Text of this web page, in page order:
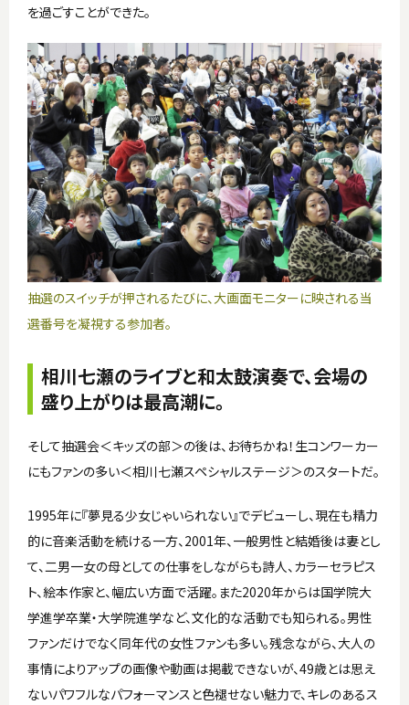
を過ごすことができた。
抽選のスイッチが押されるたびに、大画面モニターに映される当
選番号を凝視する参加者。
相川七瀬のライブと和太鼓演奏で、会場の
盛り上がりは最高潮に。
そして抽選会＜キッズの部＞の後は、お待ちかね！生コンワーカー
にもファンの多い＜相川七瀬スペシャルステージ＞のスタートだ。
1995年に『夢見る少女じゃいられない』でデビューし、現在も精力
的に音楽活動を続ける一方、2001年、一般男性と結婚後は妻とし
て、二男一女の母としての仕事をしながらも詩人、カラーセラピス
ト、絵本作家と、幅広い方面で活躍。また2020年からは国学院大
学進学卒業・大学院進学など、文化的な活動でも知られる。男性
ファンだけでなく同年代の女性ファンも多い。残念ながら、大人の
事情によりアップの画像や動画は掲載できないが、49歳とは思え
ないパワフルなパフォーマンスと色褪せない魅力で、キレのあるス